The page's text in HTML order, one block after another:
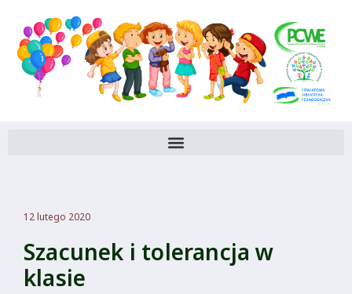
12 lutego 2020
Szacunek i tolerancja w
klasie